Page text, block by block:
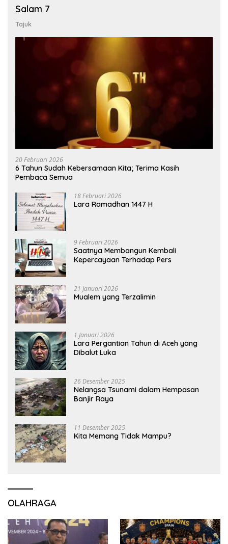
Salam 7
Tajuk
20 Februari 2026
6 Tahun Sudah Kebersamaan Kita; Terima Kasih
Pembaca Semua
18 Februari 2026
Lara Ramadhan 1447 H
9 Februari 2026
Saatnya Membangun Kembali
Kepercayaan Terhadap Pers
21 Januari 2026
Mualem yang Terzalimin
1 Januari 2026
Lara Pergantian Tahun di Aceh yang
Dibalut Luka
26 Desember 2025
Nelangsa Tsunami dalam Hempasan
Banjir Raya
11 Desember 2025
Kita Memang Tidak Mampu?
OLAHRAGA